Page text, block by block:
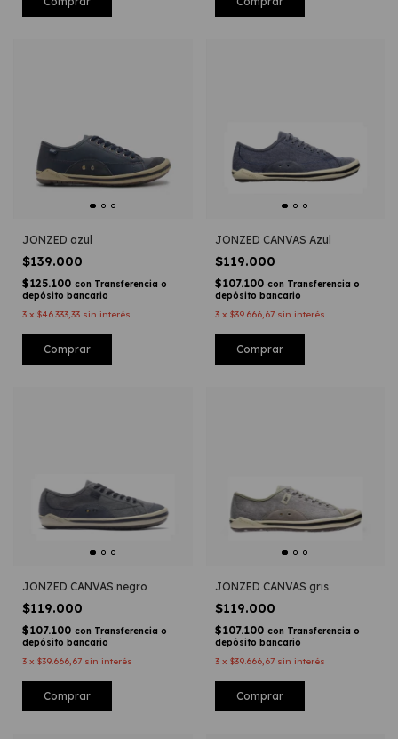
JONZED azul
$139.000
$125.100 con Transferencia o
depósito bancario
3 x $46.333,33 sin interés
Comprar
JONZED CANVAS Azul
$119.000
$107.100 con Transferencia o
depósito bancario
3 x $39.666,67 sin interés
Comprar
JONZED CANVAS negro
$119.000
$107.100 con Transferencia o
depósito bancario
3 x $39.666,67 sin interés
Comprar
JONZED CANVAS gris
$119.000
$107.100 con Transferencia o
depósito bancario
3 x $39.666,67 sin interés
Comprar